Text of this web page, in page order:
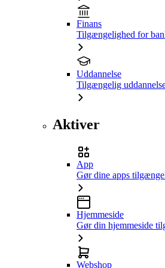
Finans
Tilgængelighed for
Uddannelse
Tilgængelig
Aktiver
App
Gør dine apps
Hjemmeside
Gør din hjemmeside
Webshop